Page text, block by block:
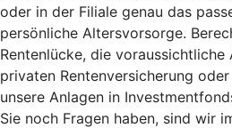
oder in der Filiale genau das
persönliche Altersvorsorge.
Rentenlücke, die voraussichtliche
privaten Rentenversicherung
unsere Anlagen in
Sie noch Fragen haben, sind wir